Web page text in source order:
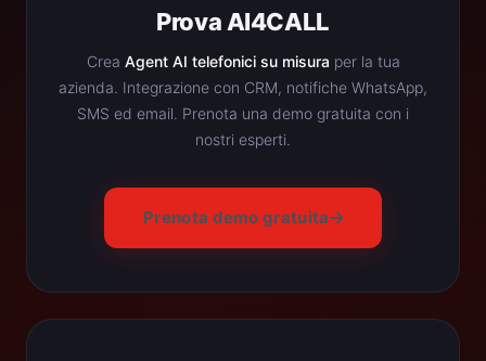
Prova AI4CALL
Crea Agent AI telefonici su misura per la tua
azienda. Integrazione con CRM, notifiche WhatsApp,
SMS ed email. Prenota una demo gratuita con i
nostri esperti.
Prenota demo gratuita